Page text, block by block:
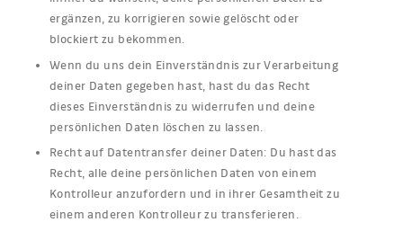
ergänzen, zu korrigieren sowie gelöscht oder
blockiert zu bekommen.
Wenn du uns dein Einverständnis zur Verarbeitung
deiner Daten gegeben hast, hast du das Recht
dieses Einverständnis zu widerrufen und deine
persönlichen Daten löschen zu lassen.
Recht auf Datentransfer deiner Daten: Du hast das
Recht, alle deine persönlichen Daten von einem
Kontrolleur anzufordern und in ihrer Gesamtheit zu
einem anderen Kontrolleur zu transferieren.